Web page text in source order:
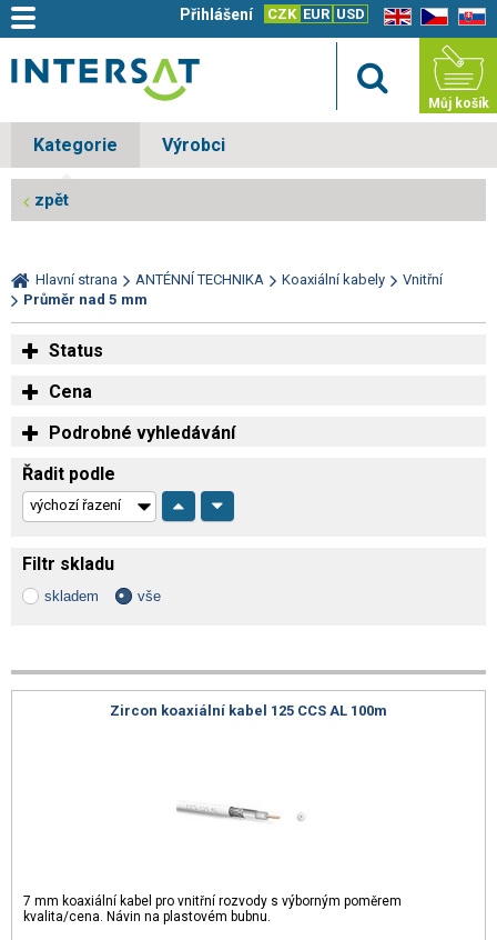
EN CZ SK
CZK EUR USD
Přihlášení
Můj košík
Kategorie Výrobci
zpět
Hlavní strana ANTÉNNÍ TECHNIKA Koaxiální kabely
Vnitřní
Průměr nad 5 mm
Status
Cena
Podrobné vyhledávání
Řadit podle
Filtr skladu
skladem vše
Zircon koaxiální kabel 125 CCS AL 100m
7 mm koaxiální kabel pro vnitřní rozvody s výborným poměrem
kvalita/cena. Návin na plastovém bubnu.